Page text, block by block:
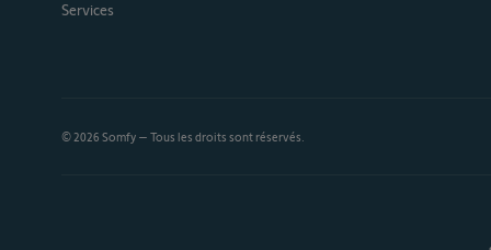
Services
© 2026 Somfy – Tous les droits sont réservés.